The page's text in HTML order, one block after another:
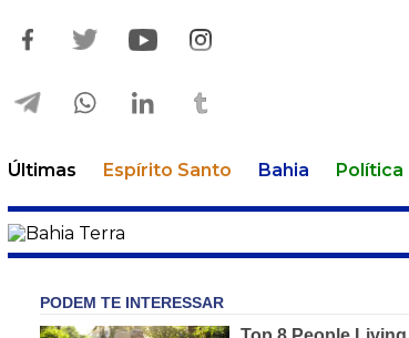
Últimas Espírito Santo Bahia Política